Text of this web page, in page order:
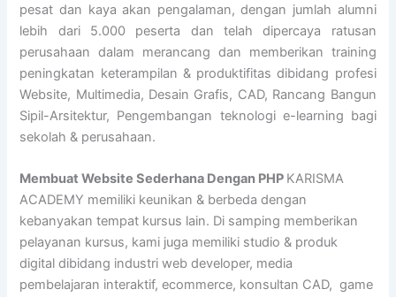
pesat dan kaya akan pengalaman, dengan jumlah alumni
lebih dari 5.000 peserta dan telah dipercaya ratusan
perusahaan dalam merancang dan memberikan training
peningkatan keterampilan & produktifitas dibidang profesi
Website, Multimedia, Desain Grafis, CAD, Rancang Bangun
Sipil-Arsitektur, Pengembangan teknologi e-learning bagi
sekolah & perusahaan.
Membuat Website Sederhana Dengan PHP KARISMA
ACADEMY memiliki keunikan & berbeda dengan
kebanyakan tempat kursus lain. Di samping memberikan
pelayanan kursus, kami juga memiliki studio & produk
digital dibidang industri web developer, media
pembelajaran interaktif, ecommerce, konsultan CAD, game